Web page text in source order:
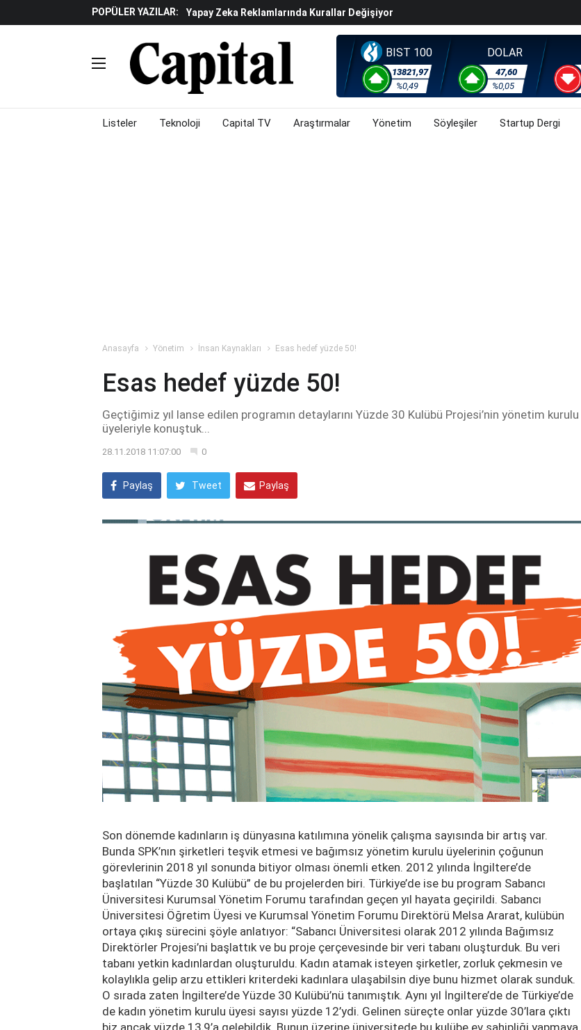
POPÜLER YAZILAR:
Yapay Zeka Reklamlarında Kurallar Değişiyor
Beyaz Eşya Sektöründe Daralma Sürüyor
Döviz Ve Altın Güne Nasıl Başladı? (31 Temmuz 2026)
Küresel Piyasalarda Teknoloji Rallisi Risk Iştahını Artırdı
Piyasalarda Gün Ortası: Borsa, Döviz Ve Altında Son Durum Ne? (31 Temmuz 2026)
BIST 100
13821,97
%0,49
DOLAR
47,60
%0,05
Listeler Teknoloji Capital TV Araştırmalar Yönetim Söyleşiler Startup Dergi
Anasayfa Yönetim İnsan Kaynakları Esas hedef yüzde 50!
Esas hedef yüzde 50!
Geçtiğimiz yıl lanse edilen programın detaylarını Yüzde 30 Kulübü Projesi’nin yönetim kurulu
üyeleriyle konuştuk...
28.11.2018 11:07:00 0
Paylaş Tweet Paylaş
Son dönemde kadınların iş dünyasına katılımına yönelik çalışma sayısında bir artış var.
Bunda SPK’nın şirketleri teşvik etmesi ve bağımsız yönetim kurulu üyelerinin çoğunun
görevlerinin 2018 yıl sonunda bitiyor olması önemli etken. 2012 yılında İngiltere’de
başlatılan “Yüzde 30 Kulübü” de bu projelerden biri. Türkiye’de ise bu program Sabancı
Üniversitesi Kurumsal Yönetim Forumu tarafından geçen yıl hayata geçirildi. Sabancı
Üniversitesi Öğretim Üyesi ve Kurumsal Yönetim Forumu Direktörü Melsa Ararat, kulübün
ortaya çıkış sürecini şöyle anlatıyor: “Sabancı Üniversitesi olarak 2012 yılında Bağımsız
Direktörler Projesi’ni başlattık ve bu proje çerçevesinde bir veri tabanı oluşturduk. Bu veri
tabanı yetkin kadınlardan oluşturuldu. Kadın atamak isteyen şirketler, zorluk çekmesin ve
kolaylıkla gelip arzu ettikleri kriterdeki kadınlara ulaşabilsin diye bunu hizmet olarak sunduk.
O sırada zaten İngiltere’de Yüzde 30 Kulübü’nü tanımıştık. Aynı yıl İngiltere’de de Türkiye’de
de kadın yönetim kurulu üyesi sayısı yüzde 12’ydi. Gelinen süreçte onlar yüzde 30’lara çıktı
biz ancak yüzde 13,9’a gelebildik. Bunun üzerine üniversitede bu kulübe ev sahipliği yapmaya